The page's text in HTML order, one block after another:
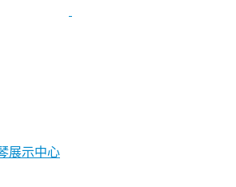
展示中心